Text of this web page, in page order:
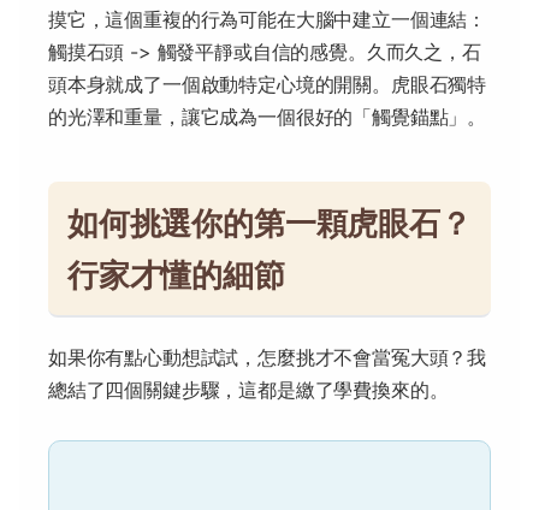
摸它，這個重複的行為可能在大腦中建立一個連結：
觸摸石頭 -> 觸發平靜或自信的感覺。久而久之，石
頭本身就成了一個啟動特定心境的開關。虎眼石獨特
的光澤和重量，讓它成為一個很好的「觸覺錨點」。
如何挑選你的第一顆虎眼石？
行家才懂的細節
如果你有點心動想試試，怎麼挑才不會當冤大頭？我
總結了四個關鍵步驟，這都是繳了學費換來的。